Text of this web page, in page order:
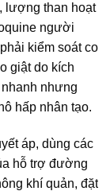
lượng than hoạt
người
kiểm soát co
giật do kích
nhưng
hấp nhân tạo.
áp, dùng các
hỗ trợ đường
khí quản, đặt